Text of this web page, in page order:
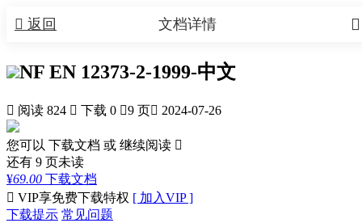
 返回 
文档详情
NF EN 12373-2-1999-中文
 阅读 824  下载 0 9 页 2024-07-26
您可以 下载文档 或 继续阅读 
还有 9 页未读
¥69.00 下载文档
 VIP享免费下载特权 [ 加入VIP ]
下载提示 常见问题